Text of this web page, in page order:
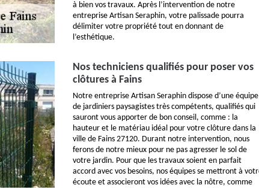
à bien vos travaux. Après l’intervention de notre
entreprise Artisan Seraphin, votre palissade pourra
délimiter votre propriété tout en donnant de
l’esthétique.
Nos techniciens qualifiés pour poser vos
clôtures à Fains
Notre entreprise Artisan Seraphin dispose d’une équipe
de jardiniers paysagistes très compétents, qualifiés qui
sauront vous apporter de bon conseil, comme : la
hauteur et le matériau idéal pour votre clôture dans la
ville de Fains 27120. Durant notre intervention, nous
ferons de notre mieux pour ne pas agresser le sol de
votre jardin. Pour que les travaux soient en parfait
accord avec vos besoins, nos équipes se mettront à
écoute et associeront vos idées avec la nôtre, comme